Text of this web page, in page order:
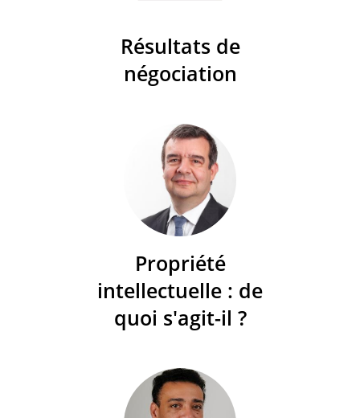
Résultats de
négociation
Propriété
intellectuelle : de
quoi s'agit-il ?